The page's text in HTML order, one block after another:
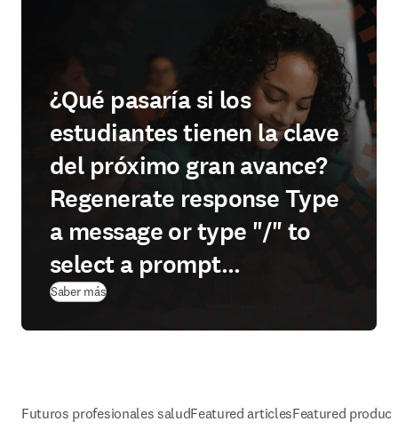
¿Qué pasaría si los
estudiantes tienen la clave
del próximo gran avance?
Regenerate response Type
a message or type "/" to
select a prompt...
Saber más
Futuros profesionales saludFeatured articlesFeatured